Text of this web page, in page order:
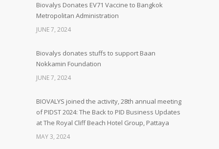
Biovalys Donates EV71 Vaccine to Bangkok
Metropolitan Administration
JUNE 7, 2024
Biovalys donates stuffs to support Baan
Nokkamin Foundation
JUNE 7, 2024
BIOVALYS joined the activity, 28th annual meeting
of PIDST 2024: The Back to PID Business Updates
at The Royal Cliff Beach Hotel Group, Pattaya
MAY 3, 2024